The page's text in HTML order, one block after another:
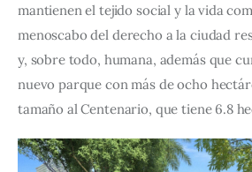
mantienen el tejido social y la vida
menoscabo del derecho a la ciudad
y, sobre todo, humana, además que
nuevo parque con más de ocho
tamaño al Centenario, que tiene 6.8